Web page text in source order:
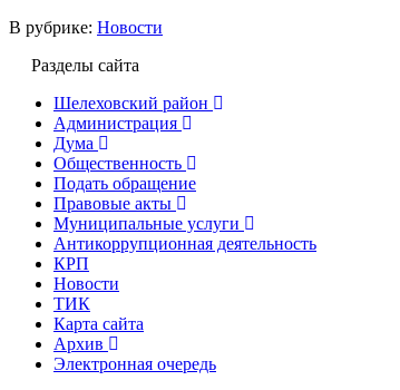
В рубрике: Новости
Разделы сайта
Шелеховский район
Администрация
Дума
Общественность
Подать обращение
Правовые акты
Муниципальные услуги
Антикоррупционная деятельность
КРП
Новости
ТИК
Карта сайта
Архив
Электронная очередь